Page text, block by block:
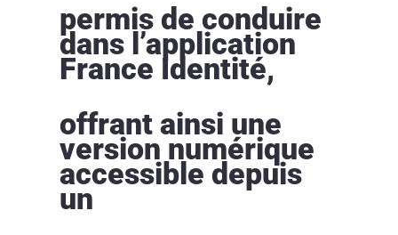
permis de conduire
dans l’application
France Identité,
offrant ainsi une
version numérique
accessible depuis
un